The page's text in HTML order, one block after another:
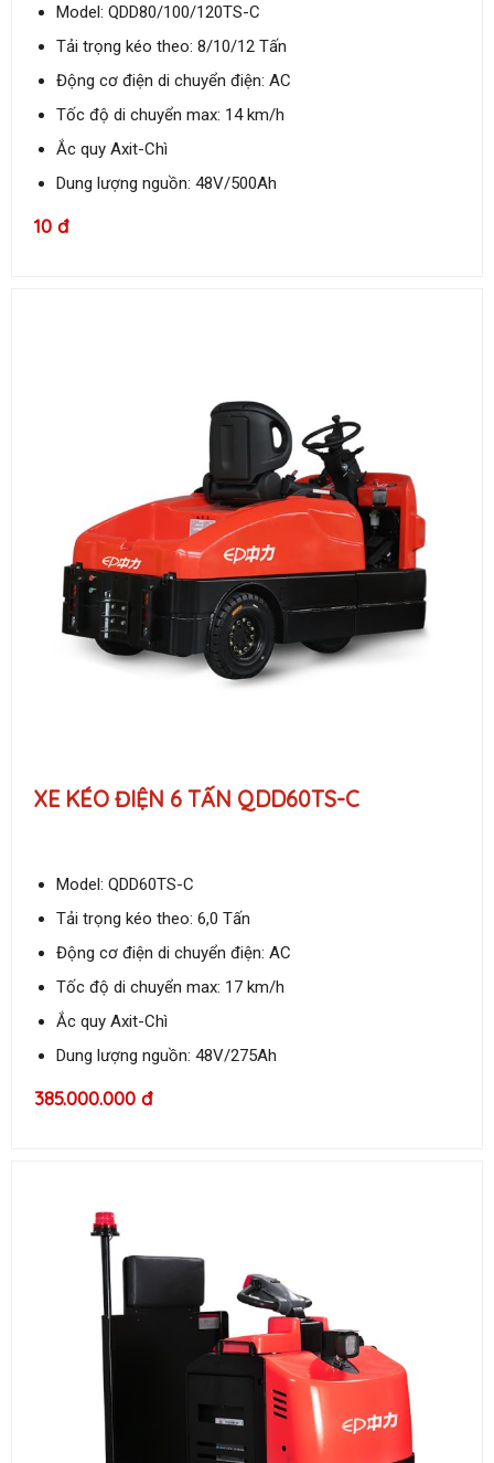
Model: QDD80/100/120TS-C
Tải trọng kéo theo: 8/10/12 Tấn
Động cơ điện di chuyển điện: AC
Tốc độ di chuyển max: 14 km/h
Ắc quy Axit-Chì
Dung lượng nguồn: 48V/500Ah
10 đ
XE KÉO ĐIỆN 6 TẤN QDD60TS-C
Model: QDD60TS-C
Tải trọng kéo theo: 6,0 Tấn
Động cơ điện di chuyển điện: AC
Tốc độ di chuyển max: 17 km/h
Ắc quy Axit-Chì
Dung lượng nguồn: 48V/275Ah
385.000.000 đ